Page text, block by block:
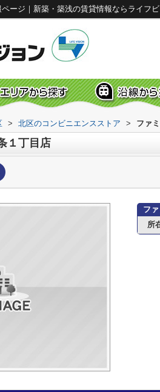
ージ｜新築・築浅の賃貸情報ならライフ
> 北区のコンビニエンスストア > ファ
１丁目店
フ
所